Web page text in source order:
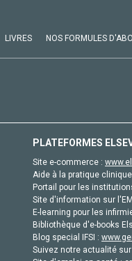
LIVRES NOS FORMULES
PLATEFORMES
Site e-commerce :
Aide à la pratique
Portail pour les
Site d'information sur
E-learning pour les
Bibliothèque d'e-books
Blog special IFSI :
Suivez notre actualité